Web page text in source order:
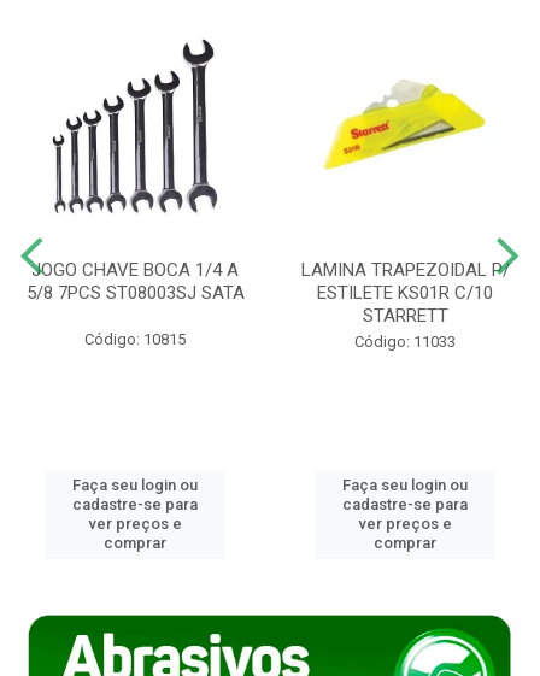
JOGO CHAVE BOCA 1/4 A
5/8 7PCS ST08003SJ SATA
Código: 10815
Faça seu login ou
cadastre-se para
ver preços e
comprar
LAMINA TRAPEZOIDAL P/
ESTILETE KS01R C/10
STARRETT
Código: 11033
Faça seu login ou
cadastre-se para
ver preços e
comprar